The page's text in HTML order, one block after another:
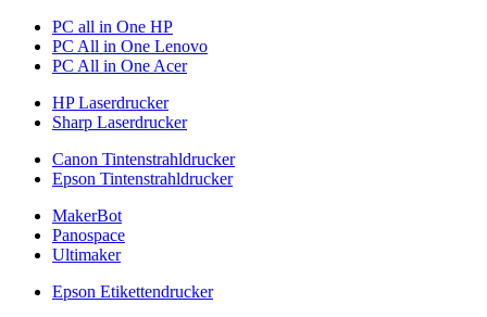
PC all in One HP
PC All in One Lenovo
PC All in One Acer
HP Laserdrucker
Sharp Laserdrucker
Canon Tintenstrahldrucker
Epson Tintenstrahldrucker
MakerBot
Panospace
Ultimaker
Epson Etikettendrucker